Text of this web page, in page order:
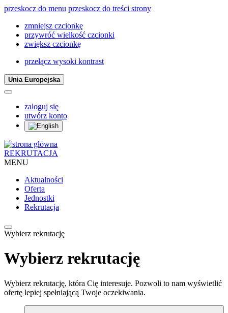
przeskocz do menu przeskocz do treści strony
zmniejsz czcionkę
przywróć wielkość czcionki
zwiększ czcionkę
przełącz wysoki kontrast
Unia Europejska
zaloguj się
utwórz konto
REKRUTACJA
MENU
Aktualności
Oferta
Jednostki
Rekrutacja
Wybierz rekrutację
Wybierz rekrutację
Wybierz rekrutację, która Cię interesuje. Pozwoli to nam wyświetlić
ofertę lepiej spełniającą Twoje oczekiwania.